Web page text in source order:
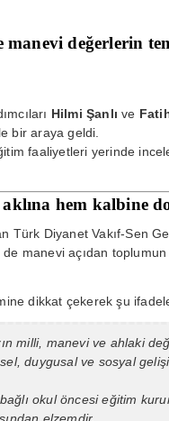
değerlerin
Hilmi Şanlı ve
bir araya geldi.
faaliyetleri yerinde
aklına hem kalbine
Diyanet Vakıf-Sen
manevi açıdan
dikkat çekerek şu
milli, manevi ve ahlaki
duygusal ve sosyal
okul öncesi eğitim
elzemdir.